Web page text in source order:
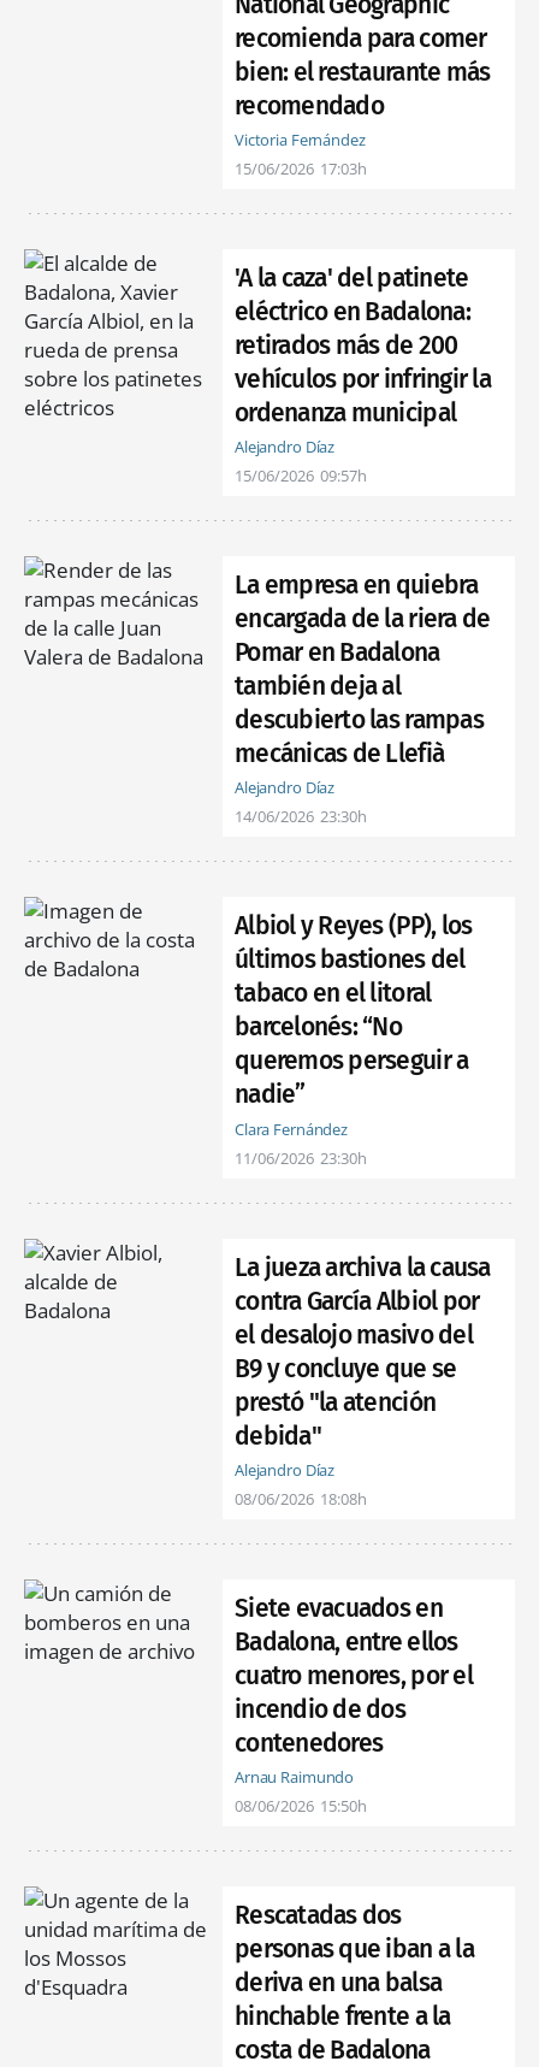
recomienda para comer
bien: el restaurante más
recomendado
Victoria Fernández
15/06/2026 17:03h
'A la caza' del patinete
eléctrico en Badalona:
retirados más de 200
vehículos por infringir la
ordenanza municipal
Alejandro Díaz
15/06/2026 09:57h
La empresa en quiebra
encargada de la riera de
Pomar en Badalona
también deja al
descubierto las rampas
mecánicas de Llefià
Alejandro Díaz
14/06/2026 23:30h
Albiol y Reyes (PP), los
últimos bastiones del
tabaco en el litoral
barcelonés: “No
queremos perseguir a
nadie”
Clara Fernández
11/06/2026 23:30h
La jueza archiva la causa
contra García Albiol por
el desalojo masivo del
B9 y concluye que se
prestó "la atención
debida"
Alejandro Díaz
08/06/2026 18:08h
Siete evacuados en
Badalona, entre ellos
cuatro menores, por el
incendio de dos
contenedores
Arnau Raimundo
08/06/2026 15:50h
Rescatadas dos
personas que iban a la
deriva en una balsa
hinchable frente a la
costa de Badalona